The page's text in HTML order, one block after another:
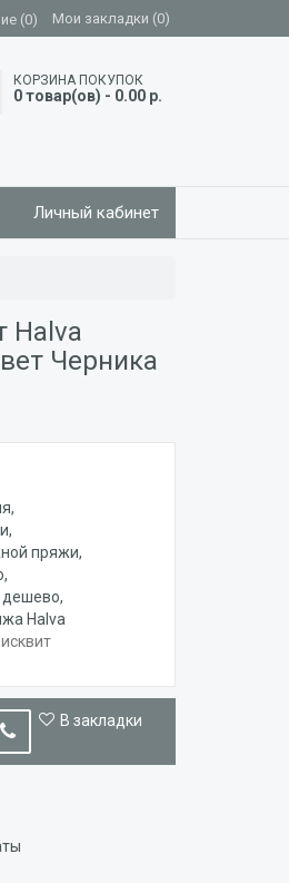
(0) Мои закладки (0)
КОРЗИНА ПОКУПОК
0 товар(ов) - 0.00 р.
Личный кабинет
Halva
Черника
пряжи
дешево
Halva
В закладки